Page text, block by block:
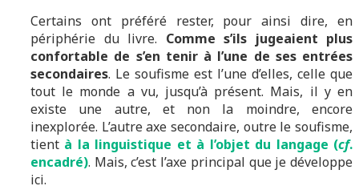
Certains ont préféré rester, pour ainsi dire, en
périphérie du livre. Comme s’ils jugeaient plus
confortable de s’en tenir à l’une de ses entrées
secondaires. Le soufisme est l’une d’elles, celle que
tout le monde a vu, jusqu’à présent. Mais, il y en
existe une autre, et non la moindre, encore
inexplorée. L’autre axe secondaire, outre le soufisme,
tient à la linguistique et à l’objet du langage (cf.
encadré). Mais, c’est l’axe principal que je développe
ici.